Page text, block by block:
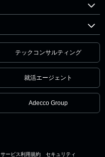
テックコンサルティング
就活エージェント
Adecco Group
サービス利用規約 セキュリティ